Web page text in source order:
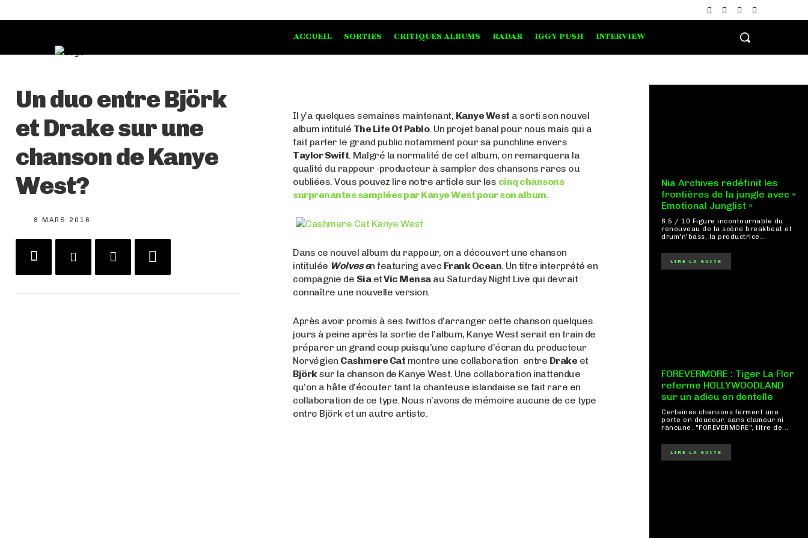
ACCUEIL SORTIES CRITIQUES ALBUMS RADAR IGGY PUSH INTERVIEW
Un duo entre Björk
et Drake sur une
chanson de Kanye
West?
8 MARS 2016
Il y’a quelques semaines maintenant, Kanye West a sorti son nouvel
album intitulé The Life Of Pablo. Un projet banal pour nous mais qui a
fait parler le grand public notamment pour sa punchline envers
Taylor Swift. Malgré la normalité de cet album, on remarquera la
qualité du rappeur -producteur à sampler des chansons rares ou
oubliées. Vous pouvez lire notre article sur les cinq chansons
surprenantes samplées par Kanye West pour son album.
Dans ce nouvel album du rappeur, on a découvert une chanson
intitulée Wolves en featuring avec Frank Ocean. Un titre interprété en
compagnie de SiaetVic Mensaau Saturday Night Live qui devrait
connaître une nouvelle version.
Après avoir promis à ses twittos d’arranger cette chanson quelques
jours à peine après la sortie de l’album, Kanye West serait en train de
préparer un grand coup puisqu’une capture d’écran du producteur
Norvégien Cashmere Cat montre une collaboration entre Drake et
Björksur la chanson de Kanye West. Une collaboration inattendue
qu’on a hâte d’écouter tant la chanteuse islandaise se fait rare en
collaboration de ce type. Nous n’avons de mémoire aucune de ce type
entre Björk et un autre artiste.
Nia Archives redéfinit les
frontières de la jungle avec «
Emotional Junglist »
8,5 / 10 Figure incontournable du
renouveau de la scène breakbeat et
drum'n'bass, la productrice...
LIRE LA SUITE
FOREVERMORE : Tiger La Flor
referme HOLLYWOODLAND
sur un adieu en dentelle
Certaines chansons ferment une
porte en douceur, sans clameur ni
rancune. "FOREVERMORE", titre de...
LIRE LA SUITE